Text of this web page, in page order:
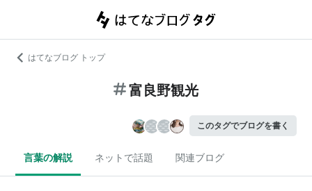
はてなブログ トップ
富良野観光
このタグでブログを書く
言葉の解説 ネットで話題 関連ブログ